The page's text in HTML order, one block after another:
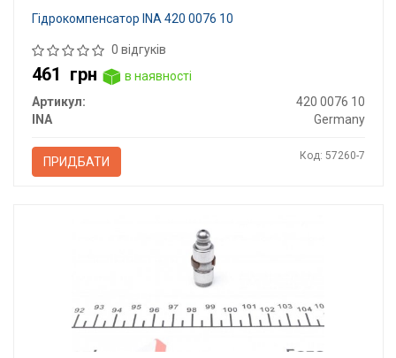
Гідрокомпенсатор INA 420 0076 10
0 відгуків
461 грн
в наявності
Артикул:
420 0076 10
INA
Germany
ПРИДБАТИ Код: 57260-7